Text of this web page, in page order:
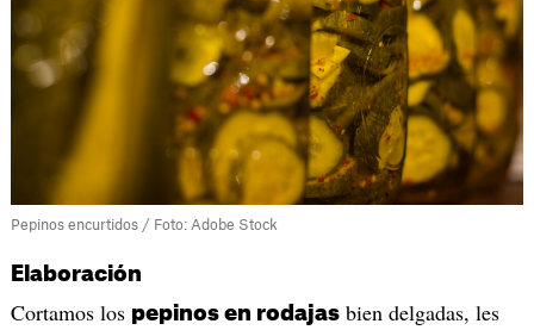
Pepinos encurtidos / Foto: Adobe Stock
Elaboración
Cortamos los pepinos en rodajasbien delgadas, les